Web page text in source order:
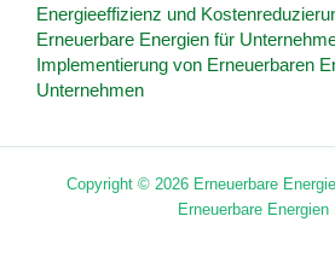
Energieeffizienz und
Erneuerbare Energien für
Implementierung von Erneuerbaren
Unternehmen
Copyright © 2026 Erneuerbare
Erneuerbare Energien